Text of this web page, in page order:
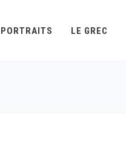
PORTRAITS LE GREC